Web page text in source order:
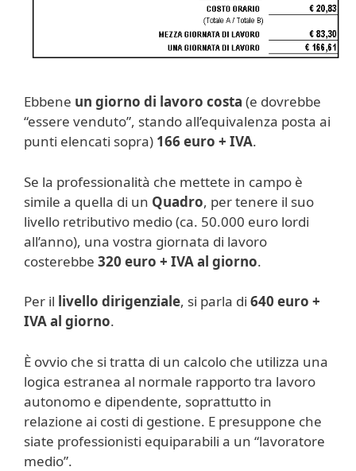
Ebbene un giorno di lavoro costa (e dovrebbe
“essere venduto”, stando all’equivalenza posta ai
punti elencati sopra) 166 euro + IVA.
Se la professionalità che mettete in campo è
simile a quella di un Quadro, per tenere il suo
livello retributivo medio (ca. 50.000 euro lordi
all’anno), una vostra giornata di lavoro
costerebbe 320 euro + IVA al giorno.
Per il livello dirigenziale, si parla di 640 euro +
IVA al giorno.
È ovvio che si tratta di un calcolo che utilizza una
logica estranea al normale rapporto tra lavoro
autonomo e dipendente, soprattutto in
relazione ai costi di gestione. E presuppone che
siate professionisti equiparabili a un “lavoratore
medio”.